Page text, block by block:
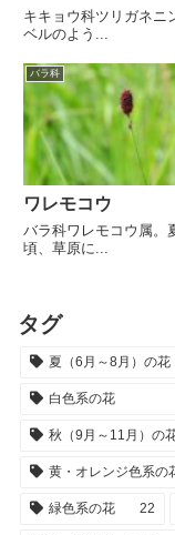
キキョウ科ツリガネニ
ベルのよう...
バラ科
ワレモコウ
バラ科ワレモコウ属。
頃、草原に...
タグ
夏（6月～8月）の花
白色系の花
秋（9月～11月）の
黄・オレンジ色系の
緑色系の花 22